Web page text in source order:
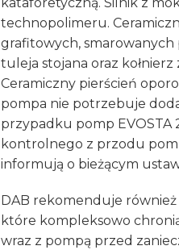
kataforetyczną. Silnik z
technopolimeru.
grafitowych, smarowanych
tuleja stojana oraz
Ceramiczny pierścień
pompa nie potrzebuje
przypadku pomp EVOSTA
kontrolnego z przodu
informują o bieżącym
DAB rekomenduje
które kompleksowo
wraz z pompą przed